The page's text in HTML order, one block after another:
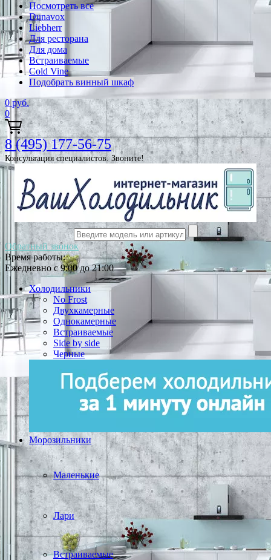
Посмотреть все
Dunavox
Liebherr
Для ресторана
Для дома
Встраиваемые
Cold Vine
Подобрать винный шкаф
0 руб.
0
8 (495) 177-56-75
Консультация специалистов. Звоните!
Обратный звонок
Время работы:
Ежедневно с 9:00 до 21:00
Холодильники
No Frost
Двухкамерные
Однокамерные
Встраиваемые
Side by side
Черные
Морозильники
Маленькие
Лари
Встраиваемые